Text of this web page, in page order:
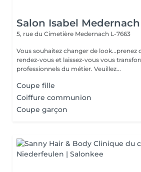
Salon Isabel Medernach
5, rue du Cimetière Medernach L-7663
Vous souhaitez changer de
rendez-vous et laissez-vous vous
professionnels du métier. Veuillez...
Coupe fille
Coiffure communion
Coupe garçon